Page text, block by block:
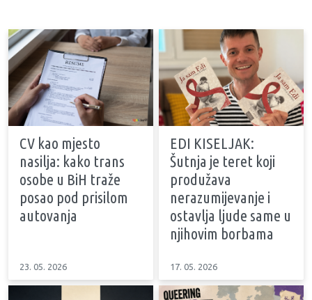
CV kao mjesto
nasilja: kako trans
osobe u BiH traže
posao pod prisilom
autovanja
23. 05. 2026
EDI KISELJAK:
Šutnja je teret koji
produžava
nerazumijevanje i
ostavlja ljude same u
njihovim borbama
17. 05. 2026